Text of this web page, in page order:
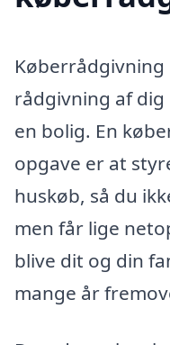
rådgivning af
en bolig. En
opgave er at
huskøb, så du
men får lige
blive dit og din
mange år